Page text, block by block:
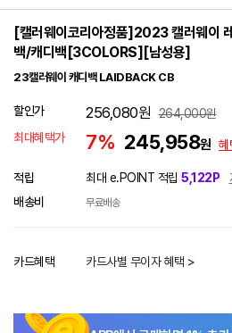
[캘러웨이코리아정품]2023 캘러웨이
백/캐디백[3COLORS][남성용]
23캘러웨이 캐디백 LAIDBACK CB
할인가 256,080원 264,000원
최대혜택가
7% 245,958원 혜
적립 최대 e.POINT 적립 5,122P
배송비
무료배송
카드혜택 카드사별 무이자 혜택 >